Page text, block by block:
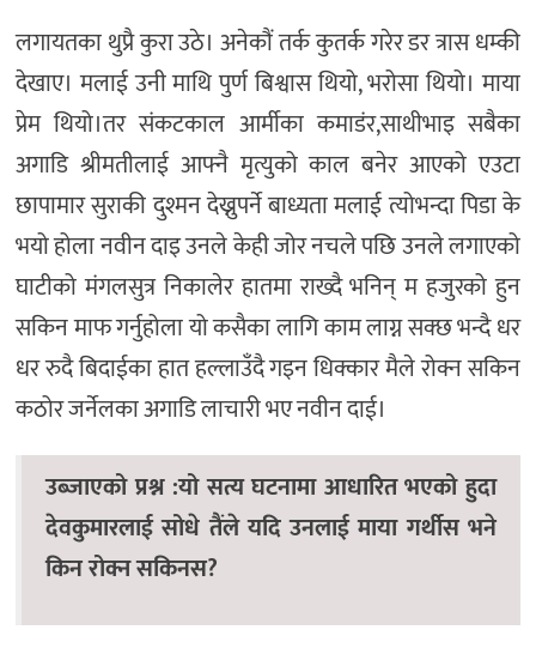
लगायतका थुप्रै कुरा उठे। अनेकौं तर्क कुतर्क गरेर डर त्रास धम्की
देखाए। मलाई उनी माथि पुर्ण बिश्वास थियो, भरोसा थियो। माया
प्रेम थियो।तर संकटकाल आर्मीका कमाडंर,साथीभाइ सबैका
अगाडि श्रीमतीलाई आफ्नै मृत्युको काल बनेर आएको एउटा
छापामार सुराकी दुश्मन देख्नुपर्ने बाध्यता मलाई त्योभन्दा पिडा के
भयो होला नवीन दाइ उनले केही जोर नचले पछि उनले लगाएको
घाटीको मंगलसुत्र निकालेर हातमा राख्दै भनिन् म हजुरको हुन
सकिन माफ गर्नुहोला यो कसैका लागि काम लाग्न सक्छ भन्दै धर
धर रुदै बिदाईका हात हल्लाउँदै गइन धिक्कार मैले रोक्न सकिन
कठोर जर्नेलका अगाडि लाचारी भए नवीन दाई।
उब्जाएको प्रश्न :यो सत्य घटनामा आधारित भएको हुदा
देवकुमारलाई सोधे तैंले यदि उनलाई माया गर्थीस भने
किन रोक्न सकिनस?